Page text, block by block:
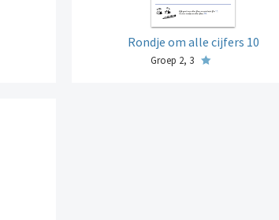
Rondje om alle cijfers 10
Groep 2, 3